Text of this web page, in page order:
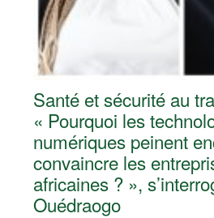
Santé et sécurité au
« Pourquoi les
numériques peinent
convaincre les
africaines ? »,
Ouédraogo